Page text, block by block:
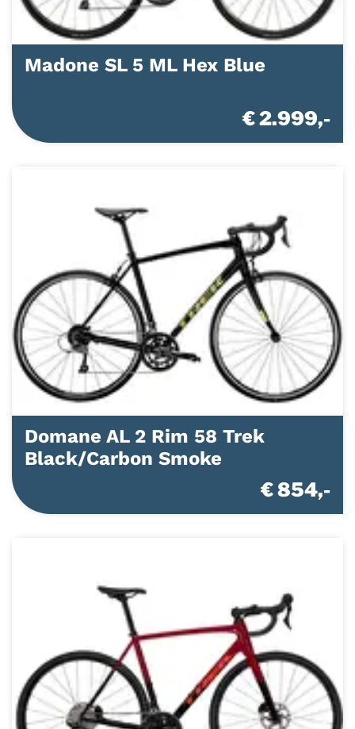
Madone SL 5 ML Hex Blue
€ 2.999,-
Domane AL 2 Rim 58 Trek
Black/Carbon Smoke
€ 854,-